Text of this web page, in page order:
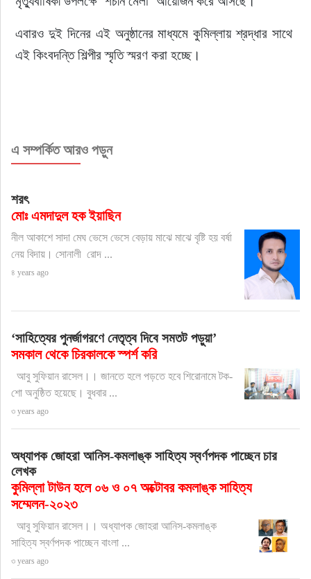
এবারও দুই দিনের এই অনুষ্ঠানের মাধ্যমে কুমিল্লায় শ্রদ্ধার সাথে
এই কিংবদন্তি শিল্পীর স্মৃতি স্মরণ করা হচ্ছে।
এ সম্পর্কিত আরও পড়ুন
শরৎ
মোঃ এমদাদুল হক ইয়াছিন
নীল আকাশে সাদা মেঘ ভেসে ভেসে বেড়ায় মাঝে মাঝে বৃষ্টি হয় বর্ষা
নেয় বিদায়। সোনালী রোদ ...
৪ years ago
‘সাহিত্যের পুনর্জাগরণে নেতৃত্ব দিবে সমতট পড়ুয়া’
সমকাল থেকে চিরকালকে স্পর্শ করি
আবু সুফিয়ান রাসেল।। জানতে হলে পড়তে হবে শিরোনামে টক-
শো অনুষ্ঠিত হয়েছে। বুধবার ...
৩ years ago
অধ্যাপক জোহরা আনিস-কমলাঙ্ক সাহিত্য স্বর্ণপদক পাচ্ছেন চার
লেখক
কুমিল্লা টাউন হলে ০৬ ও ০৭ অক্টোবর কমলাঙ্ক সাহিত্য
সম্মেলন-২০২৩
আবু সুফিয়ান রাসেল।। অধ্যাপক জোহরা আনিস-কমলাঙ্ক
সাহিত্য স্বর্ণপদক পাচ্ছেন বাংলা ...
৩ years ago